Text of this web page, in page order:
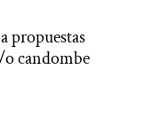
propuestas
candombe